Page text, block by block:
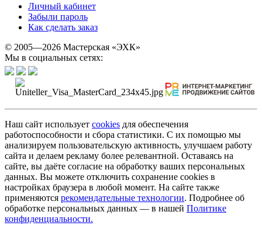
Личный кабинет
Забыли пароль
Как сделать заказ
© 2005—2026 Мастерская «ЭХК»
Мы в социальных сетях:
Наш сайт использует cookies для обеспечения
работоспособности и сбора статистики. С их помощью мы
анализируем пользовательскую активность, улучшаем работу
сайта и делаем рекламу более релевантной. Оставаясь на
сайте, вы даёте согласие на обработку ваших персональных
данных. Вы можете отключить сохранение cookies в
настройках браузера в любой момент. На сайте также
применяются рекомендательные технологии. Подробнее об
обработке персональных данных — в нашей Политике
конфиденциальности.